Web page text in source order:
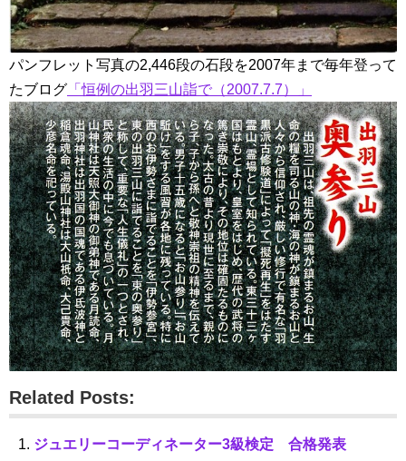
パンフレット写真の2,446段の石段を2007年まで毎年登って
たブログ 「恒例の出羽三山詣で（2007.7.7）」
Related Posts:
ジュエリーコーディネーター3級検定 合格発表